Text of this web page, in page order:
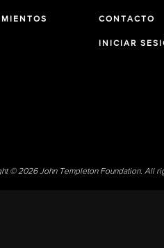
CONTACTO
INICIAR
© 2026 John Templeton Foundation. All